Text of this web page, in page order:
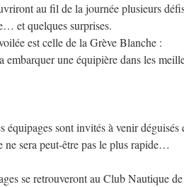
au fil de la journée plusieurs
et quelques surprises.
est celle de la Grève Blanche :
embarquer une équipière dans les
équipages sont invités à venir déguisés
ne sera peut-être pas le plus rapide…
se retrouveront au Club Nautique